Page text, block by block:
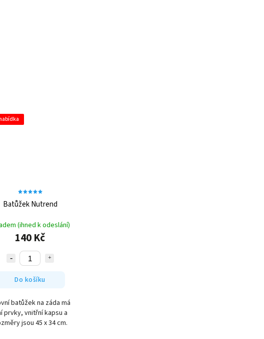
Batůžek Nutrend
(ihned k odeslání)
140 Kč
Do košíku
batůžek na záda má
prvky, vnitřní kapsu a
jsou 45 x 34 cm.